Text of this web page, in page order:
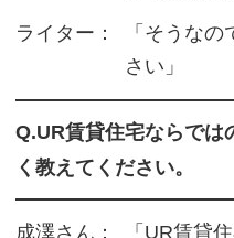
ライター：
「そうな
さい」
Q.UR賃貸住宅ならでは
く教えてください。
成澤さん：
「UR賃貸